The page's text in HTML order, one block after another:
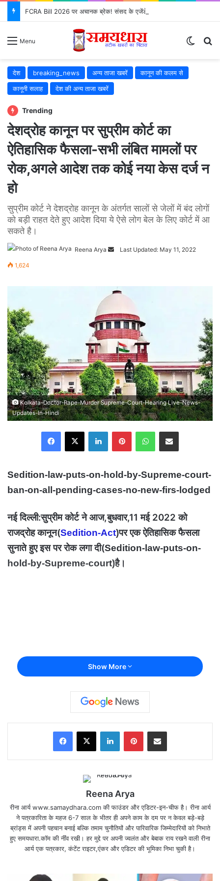
FCRA Bill 2026 पर अचानक ब्रेक! संसद के एजेंडे से क्यों गायब हुआ?
Menu
देश breaking_news अन्य ताजा खबरें
कानून की कलम से
कानूनी सलाह
देश की अन्य ताजा खबरें
Trending
देशद्रोह कानून पर सुप्रीम कोर्ट का
ऐतिहासिक फैसला-सभी लंबित मामलों पर
रोक,अगले आदेश तक कोई नया केस दर्ज न
हो
सुप्रीम कोर्ट ने देशद्रोह कानून के अंतर्गत सालों से जेलों में बंद लोगों
को बड़ी राहत देते हुए आदेश दिया ये ऐसे लोग बेल के लिए कोर्ट में आ
सकते है।
Reena Arya
Send
Last Updated: May 11, 2022
1,624
Kolkata-Doctor-Rape-Murder Supreme-Court-Hearing Live-News-
Updates-In-Hindi
Sedition-law-puts-on-hold-by-Supreme-court-
ban-on-all-pending-cases-no-new-firs-lodged
नई दिल्ली:सुप्रीम कोर्ट ने आज,बुधवार,11 मई 2022 को
राजद्रोह कानून(Sedition-Act)पर एक ऐतिहासिक फैसला
सुनाते हुए इस पर रोक लगा दी(Sedition-law-puts-on-
hold-by-Supreme-court)है।
Show More
Reena Arya
रीना आर्य www.samaydhara.com की फाउंडर और एडिटर-इन-चीफ है। रीना आर्य
ने पत्रकारिता के महज 6-7 साल के भीतर ही अपने काम के दम पर न केवल बड़े-बड़े
ब्रांड्स में अपनी पहचान बनाई बल्कि तमाम चुनौतियों और पारिवारिक जिम्मेदारियों को निभाते
हुए समयधारा.कॉम की नींंव रखी। हर मुद्दे पर अपनी ज्वलंत और बेबाक राय रखने वाली रीना
आर्य एक पत्रकार, कंटेंट राइटर,एंकर और एडिटर की भूमिका निभा चुकी है।